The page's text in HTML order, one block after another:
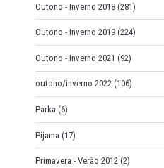
Outono - Inverno 2018 (281)
Outono - Inverno 2019 (224)
Outono - Inverno 2021 (92)
outono/inverno 2022 (106)
Parka (6)
Pijama (17)
Primavera - Verão 2012 (2)